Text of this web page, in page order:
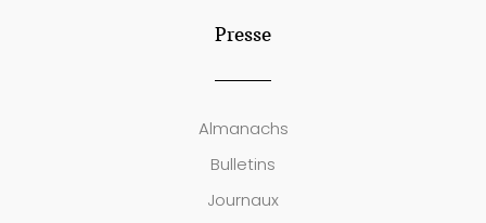
Presse
Almanachs
Bulletins
Journaux